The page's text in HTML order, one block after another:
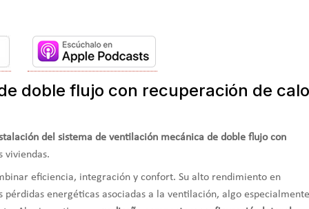
doble flujo con recuperación de
del sistema de ventilación mecánica de doble flujo con
viviendas.
eficiencia, integración y confort. Su alto rendimiento en
energéticas asociadas a la ventilación, algo especialmente